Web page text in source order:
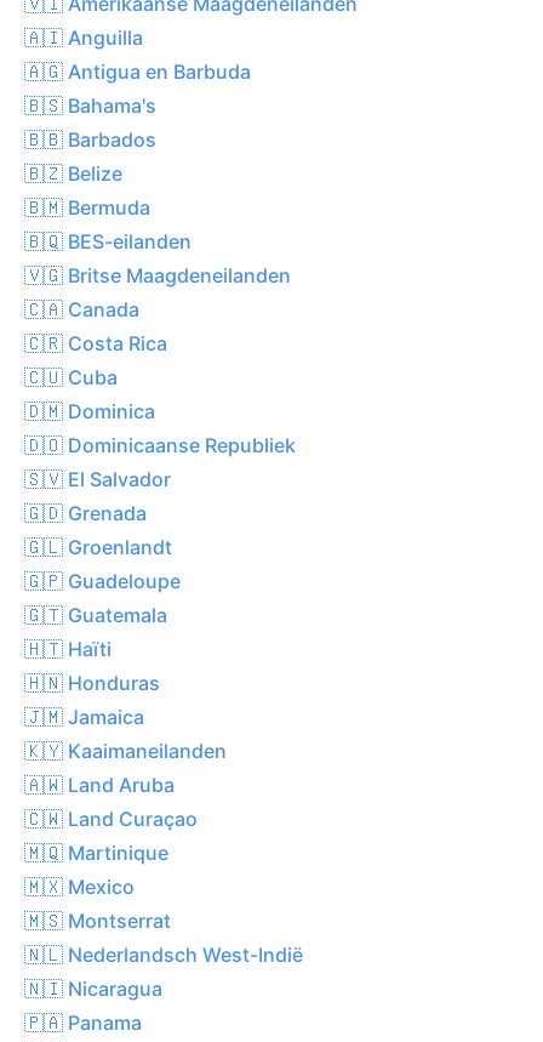
🇦🇮 Anguilla
🇦🇬 Antigua en Barbuda
🇧🇸 Bahama's
🇧🇧 Barbados
🇧🇿 Belize
🇧🇲 Bermuda
🇧🇶 BES-eilanden
🇻🇬 Britse Maagdeneilanden
🇨🇦 Canada
🇨🇷 Costa Rica
🇨🇺 Cuba
🇩🇲 Dominica
🇩🇴 Dominicaanse Republiek
🇸🇻 El Salvador
🇬🇩 Grenada
🇬🇱 Groenlandt
🇬🇵 Guadeloupe
🇬🇹 Guatemala
🇭🇹 Haïti
🇭🇳 Honduras
🇯🇲 Jamaica
🇰🇾 Kaaimaneilanden
🇦🇼 Land Aruba
🇨🇼 Land Curaçao
🇲🇶 Martinique
🇲🇽 Mexico
🇲🇸 Montserrat
🇳🇱 Nederlandsch West-Indië
🇳🇮 Nicaragua
🇵🇦 Panama